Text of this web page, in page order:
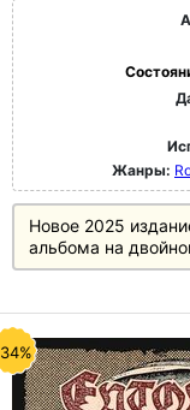
Жанры:
Новое 2025
альбома на